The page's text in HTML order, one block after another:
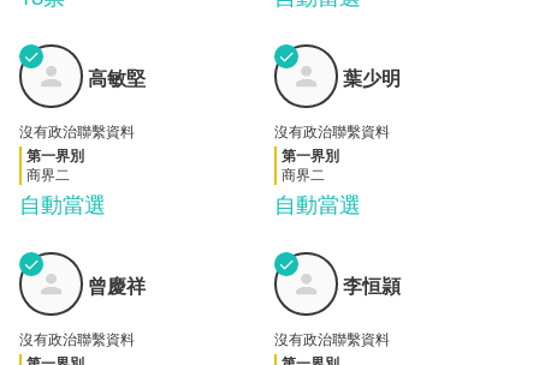
高敏
堅
✓
自動當選
高敏堅
沒有政治聯繫資料
第一界別
商界二
葉少
明
✓
自動當選
葉少明
沒有政治聯繫資料
第一界別
商界二
曾慶
祥
✓
曾慶祥
沒有政治聯繫資料
李恒
頴
✓
李恒頴
沒有政治聯繫資料